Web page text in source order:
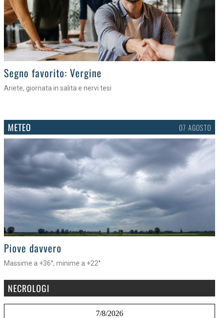
>
Segno favorito: Vergine
Ariete, giornata in salita e nervi tesi
METEO 07 AGOSTO
>
Piove davvero
Massime a +36°, minime a +22°
NECROLOGI
7/8/2026